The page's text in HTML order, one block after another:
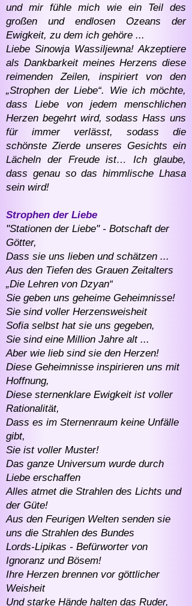
und mir fühle mich wie ein Teil des
großen und endlosen Ozeans der
Ewigkeit, zu dem ich gehöre ...
Liebe Sinowja Wassiljewna! Akzeptiere
als Dankbarkeit meines Herzens diese
reimenden Zeilen, inspiriert von den
„Strophen der Liebe“. Wie ich möchte,
dass Liebe von jedem menschlichen
Herzen begehrt wird, sodass Hass uns
für immer verlässt, sodass die
schönste Zierde unseres Gesichts ein
Lächeln der Freude ist… Ich glaube,
dass genau so das himmlische Lhasa
sein wird!
Strophen der Liebe
"Stationen der Liebe" - Botschaft der
Götter,
Dass sie uns lieben und schätzen ...
Aus den Tiefen des Grauen Zeitalters
„Die Lehren von Dzyan“
Sie geben uns geheime Geheimnisse!
Sie sind voller Herzensweisheit
Sofia selbst hat sie uns gegeben,
Sie sind eine Million Jahre alt ...
Aber wie lieb sind sie den Herzen!
Diese Geheimnisse inspirieren uns mit
Hoffnung,
Diese sternenklare Ewigkeit ist voller
Rationalität,
Dass es im Sternenraum keine Unfälle
gibt,
Sie ist voller Muster!
Das ganze Universum wurde durch
Liebe erschaffen
Alles atmet die Strahlen des Lichts und
der Güte!
Aus den Feurigen Welten senden sie
uns die Strahlen des Bundes
Lords-Lipikas - Befürworter von
Ignoranz und Bösem!
Ihre Herzen brennen vor göttlicher
Weisheit
Und starke Hände halten das Ruder,